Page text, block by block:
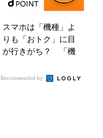
スマホは「機種」よ
りも「おトク」に目
が行きがち？ 「機
き」や「特典」？
Recommended by